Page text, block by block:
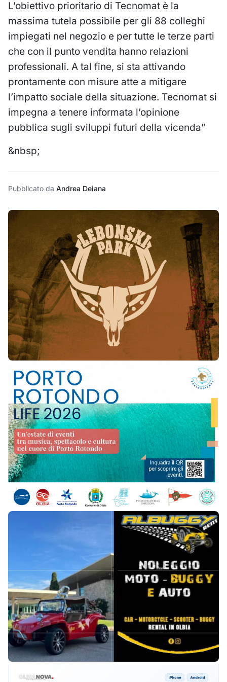
L’obiettivo prioritario di Tecnomat è la
massima tutela possibile per gli 88 colleghi
impiegati nel negozio e per tutte le terze parti
che con il punto vendita hanno relazioni
professionali. A tal fine, si sta attivando
prontamente con misure atte a mitigare
l’impatto sociale della situazione. Tecnomat si
impegna a tenere informata l’opinione
pubblica sugli sviluppi futuri della vicenda”
&nbsp;
Pubblicato da Andrea Deiana